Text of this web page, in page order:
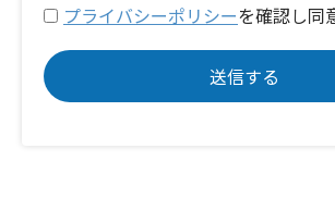
プライバシーポリシーを確認し同